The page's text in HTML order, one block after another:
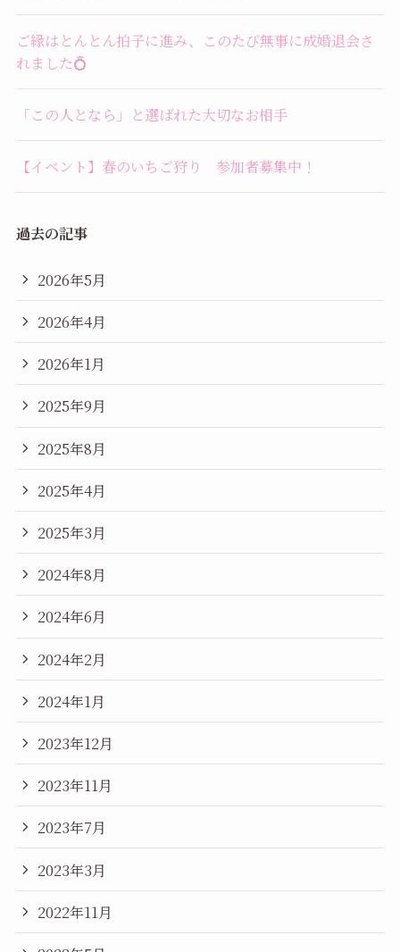
ご縁はとんとん拍子に進み、このたび無事に成婚退会さ
れました💍
「この人となら」と選ばれた大切なお相手
【イベント】春のいちご狩り 参加者募集中！
過去の記事
2026年5月
2026年4月
2026年1月
2025年9月
2025年8月
2025年4月
2025年3月
2024年8月
2024年6月
2024年2月
2024年1月
2023年12月
2023年11月
2023年7月
2023年3月
2022年11月